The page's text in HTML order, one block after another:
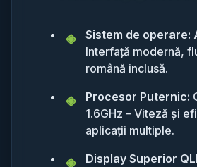
Sistem de operare:
Interfață modernă,
română inclusă.
Procesor Puternic:
1.6GHz – Viteză și
aplicații multiple.
Display Superior